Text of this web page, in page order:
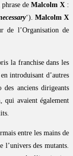
de Malcolm X:
‘). Malcolm X
de l’Organisation de
la franchise dans les
introduisant d’autres
anciens dirigeants
, qui avaient également
entre les mains de
des mutants.